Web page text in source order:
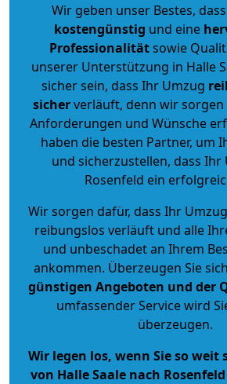
Wir geben unser Bestes,
kostengünstig und eine
Professionalitätsowie
unserer Unterstützung in Halle
sicher sein, dass Ihr Umzug
sicherverläuft, denn wir sorgen
Anforderungen und Wünsche
haben die besten Partner, um
und sicherzustellen, dass Ihr
Rosenfeld ein
Wir sorgen dafür, dass Ihr
reibungslos verläuft und alle
und unbeschadet an Ihrem
ankommen. Überzeugen Sie
günstigen Angeboten und der
umfassender Service wird
überzeugen.
Wir legen los, wenn Sie so weit
von Halle Saale nach